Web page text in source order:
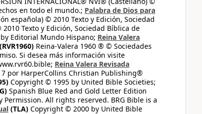
en todo el mundo.; Palabra de Dios para
española) © 2010 Texto y Edición, Sociedad
Texto y Edición, Sociedad Bíblica de
Editorial Mundo Hispano; Reina Valera
(RVR1960) Reina-Valera 1960 ® © Sociedades
Si desea más información visite
Reina Valera Revisada
por HarperCollins Christian Publishing®
Copyright © 1995 by United Bible Societies;
Spanish Blue Red and Gold Letter Edition
All rights reserved. BRG Bible is a
(TLA) Copyright © 2000 by United Bible